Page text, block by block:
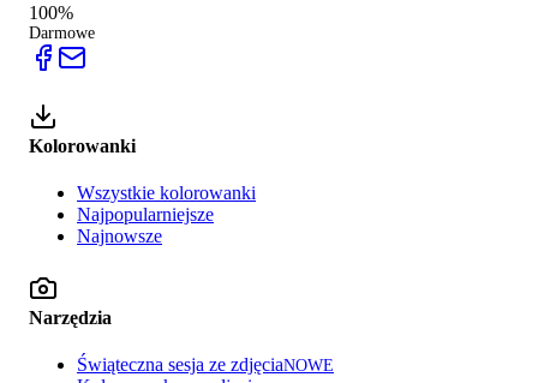
100%
Darmowe
Kolorowanki
Wszystkie kolorowanki
Najpopularniejsze
Najnowsze
Narzędzia
Świąteczna sesja ze zdjęciaNOWE